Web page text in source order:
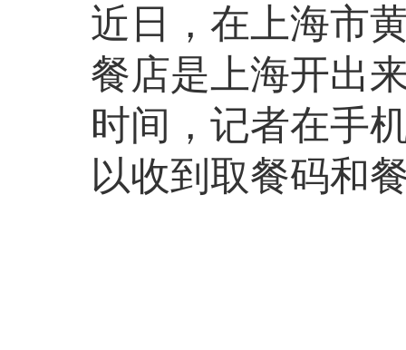
近日，在上海市
餐店是上海开出
时间，记者在手
以收到取餐码和